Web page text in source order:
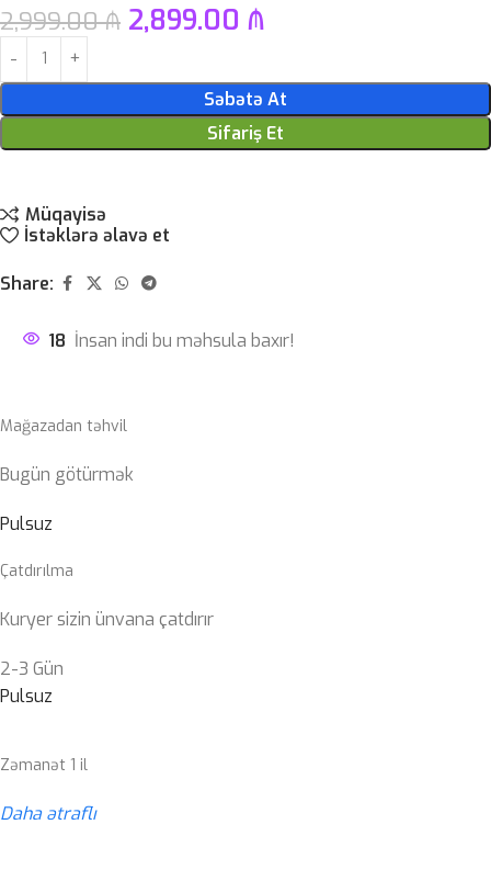
2,999.00₼ 2,899.00 ₼
Səbətə At
Sifariş Et
Müqayisə
İstəklərə əlavə et
Share:
18 İnsan indi bu məhsula baxır!
Mağazadan təhvil
Bugün götürmək
Pulsuz
Çatdırılma
Kuryer sizin ünvana çatdırır
2-3 Gün
Pulsuz
Zəmanət 1 il
Daha ətraflı